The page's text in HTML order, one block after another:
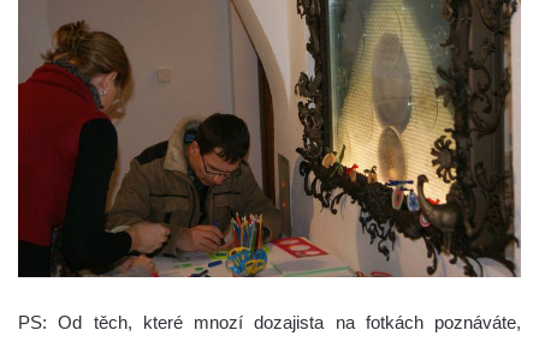
PS: Od těch, které mnozí dozajista na fotkách poznáváte,